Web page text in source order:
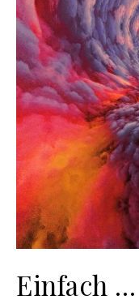
Einfach …